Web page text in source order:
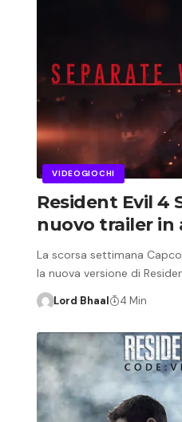
VIDEOGIOCHI
Resident Evil 4
nuovo trailer in
La scorsa settimana
la nuova versione di
Lord Bhaal 4 Min